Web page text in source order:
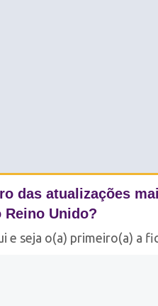
das atualizações
Unido?
e seja o(a) primeiro(a) a